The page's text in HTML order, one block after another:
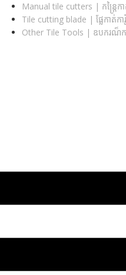
Manual tile cutters | កន្ត្រៃកា
Tile cutting blade | ផ្លែកាត់ការ៉ូ
Other Tile Tools | ឧបករណ៏កា